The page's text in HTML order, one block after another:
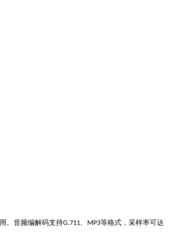
。音频编解码支持G.711 MP3等格式，采样率可达